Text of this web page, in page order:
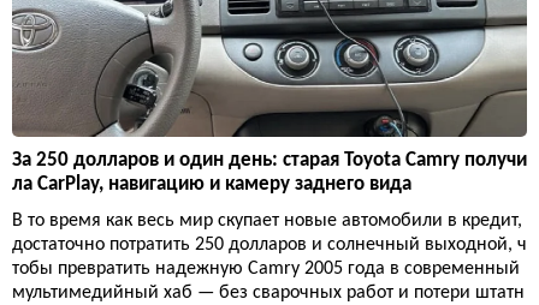
За 250 долларов и один день: старая Toyota Camry получи
ла CarPlay, навигацию и камеру заднего вида
В то время как весь мир скупает новые автомобили в кредит,
достаточно потратить 250 долларов и солнечный выходной, ч
тобы превратить надежную Camry 2005 года в современный
мультимедийный хаб — без сварочных работ и потери штатн